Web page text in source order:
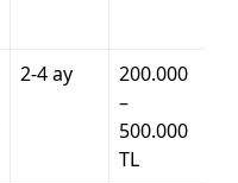
2-4 ay
200.000
–
500.000
TL